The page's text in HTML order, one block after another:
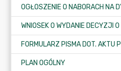
PLAN OGÓLNY